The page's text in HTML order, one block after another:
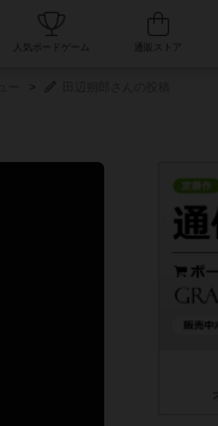
人気ボードゲーム